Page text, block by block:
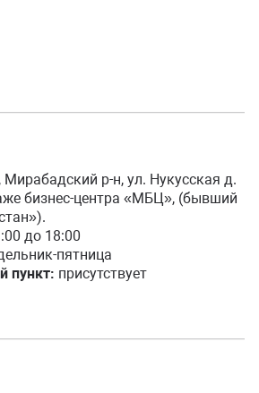
Мирабадский р-н, ул. Нукусская д.
бизнес-центра «МБЦ», (бывший
до 18:00
пятница
пункт: присутствует